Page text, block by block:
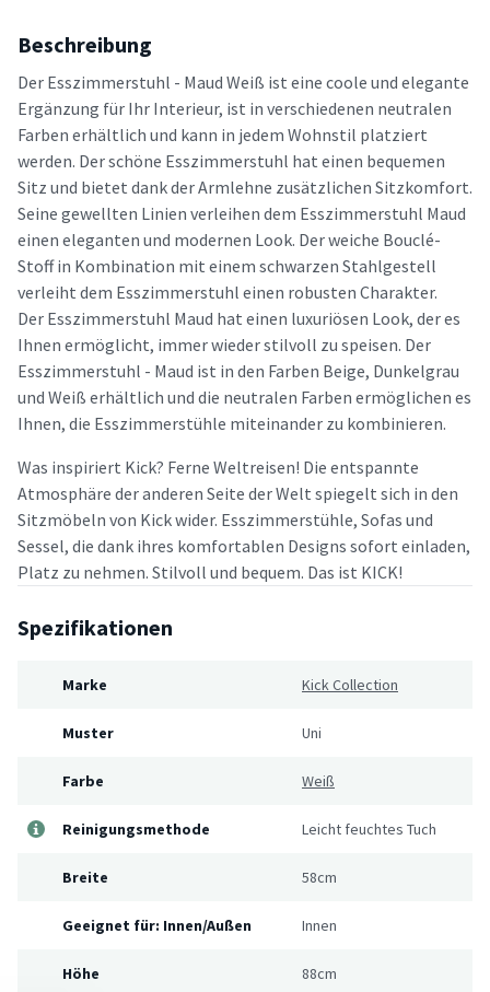
Beschreibung
Der Esszimmerstuhl - Maud Weiß ist eine coole und elegante
Ergänzung für Ihr Interieur, ist in verschiedenen neutralen
Farben erhältlich und kann in jedem Wohnstil platziert
werden. Der schöne Esszimmerstuhl hat einen bequemen
Sitz und bietet dank der Armlehne zusätzlichen Sitzkomfort.
Seine gewellten Linien verleihen dem Esszimmerstuhl Maud
einen eleganten und modernen Look. Der weiche Bouclé-
Stoff in Kombination mit einem schwarzen Stahlgestell
verleiht dem Esszimmerstuhl einen robusten Charakter.
Der Esszimmerstuhl Maud hat einen luxuriösen Look, der es
Ihnen ermöglicht, immer wieder stilvoll zu speisen. Der
Esszimmerstuhl - Maud ist in den Farben Beige, Dunkelgrau
und Weiß erhältlich und die neutralen Farben ermöglichen es
Ihnen, die Esszimmerstühle miteinander zu kombinieren.
Was inspiriert Kick? Ferne Weltreisen! Die entspannte
Atmosphäre der anderen Seite der Welt spiegelt sich in den
Sitzmöbeln von Kick wider. Esszimmerstühle, Sofas und
Sessel, die dank ihres komfortablen Designs sofort einladen,
Platz zu nehmen. Stilvoll und bequem. Das ist KICK!
Spezifikationen
Marke Kick Collection
Muster Uni
Farbe Weiß
Reinigungsmethode Leicht feuchtes Tuch
Breite 58cm
Geeignet für: Innen/Außen Innen
Höhe 88cm